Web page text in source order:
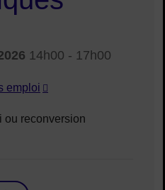
14h00 - 17h00
emploi
ou reconversion